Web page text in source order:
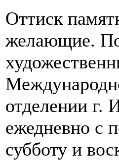
Оттиск
желающие.
отделении г.
ежедневно с
субботу и